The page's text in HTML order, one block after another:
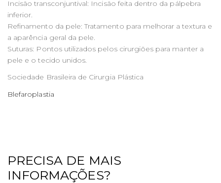
Incisão transconjuntival: Incisão feita dentro da pálpebra
inferior.
Refinamento da pele: Tratamento para melhorar a textura e
a aparência geral da pele.
Suturas: Pontos utilizados pelos cirurgiões para manter a
pele e o tecido unidos.
Sociedade Brasileira de Cirurgia Plástica
Blefaroplastia
PRECISA DE MAIS
INFORMAÇÕES?